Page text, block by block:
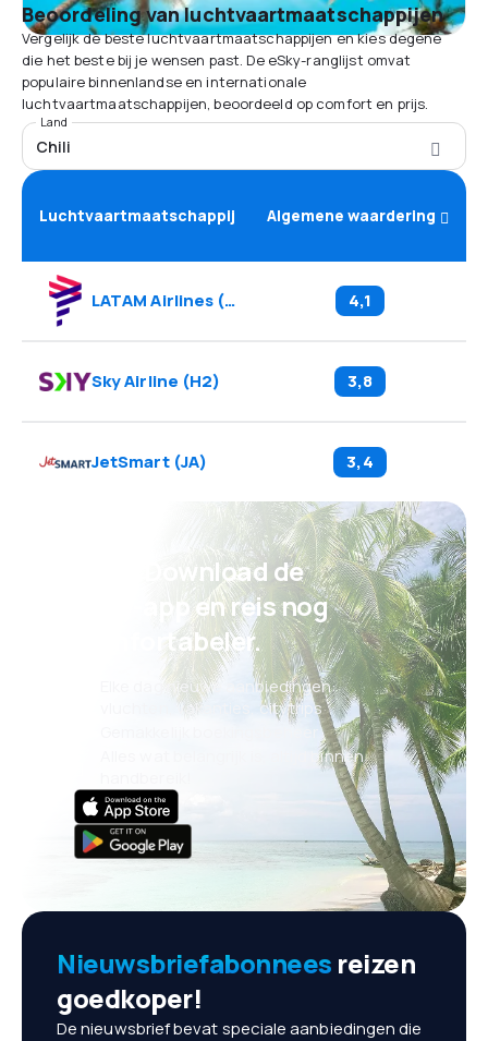
Beoordeling van luchtvaartmaatschappijen
Vergelijk de beste luchtvaartmaatschappijen en kies degene
die het beste bij je wensen past. De eSky-ranglijst omvat
populaire binnenlandse en internationale
luchtvaartmaatschappijen, beoordeeld op comfort en prijs.
Land
Chili
Luchtvaartmaatschappij Algemene waardering
LATAM Airlines (LA 4,1
Sky Airline (H2) 3,8
JetSmart(JA) 3,4
Psst! Download de
eSky-app en reis nog
comfortabeler.
Elke dag nieuwe aanbiedingen:
vluchten, vakanties, citytrips
Alles wat belangrijk is, altijd binnen
Nieuwsbriefabonnees reizen
goedkoper!
De nieuwsbrief bevat speciale aanbiedingen die